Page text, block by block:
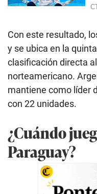
Con este resultado,
y se ubica en la
clasificación directa
norteamericano.
mantiene como líder
con 22 unidades.
¿Cuándo
Paraguay?